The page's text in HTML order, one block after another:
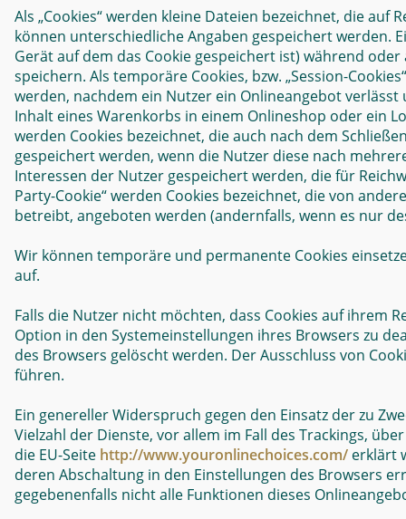
Als „Cookies“ werden kleine Dateien bezeichnet, die
können unterschiedliche Angaben gespeichert werden.
Gerät auf dem das Cookie gespeichert ist) während
speichern. Als temporäre Cookies, bzw. „Session-
werden, nachdem ein Nutzer ein Onlineangebot
Inhalt eines Warenkorbs in einem Onlineshop oder ein
werden Cookies bezeichnet, die auch nach dem
gespeichert werden, wenn die Nutzer diese nach
Interessen der Nutzer gespeichert werden, die für
Party-Cookie“ werden Cookies bezeichnet, die von
betreibt, angeboten werden (andernfalls, wenn es nur
Wir können temporäre und permanente Cookies
auf.
Falls die Nutzer nicht möchten, dass Cookies auf ihrem
Option in den Systemeinstellungen ihres Browsers zu
des Browsers gelöscht werden. Der Ausschluss von
führen.
Ein genereller Widerspruch gegen den Einsatz der zu
Vielzahl der Dienste, vor allem im Fall des Trackings,
die EU-Seite http://www.youronlinechoices.com/ erklärt
deren Abschaltung in den Einstellungen des Browsers
gegebenenfalls nicht alle Funktionen dieses